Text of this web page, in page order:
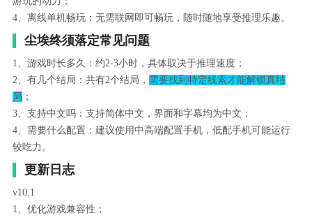
4、离线单机畅玩：无需联网即可畅玩，随时随地享受推理乐趣。
尘埃终须落定常见问题
1、游戏时长多久：约2-3小时，具体取决于推理速度；
2、有几个结局：共有2个结局， 需要找到特定线索才能解锁真结
局 ；
3、支持中文吗：支持简体中文，界面和字幕均为中文；
4、需要什么配置：建议使用中高端配置手机，低配手机可能运行
较吃力。
更新日志
v10.1
1、优化游戏兼容性；